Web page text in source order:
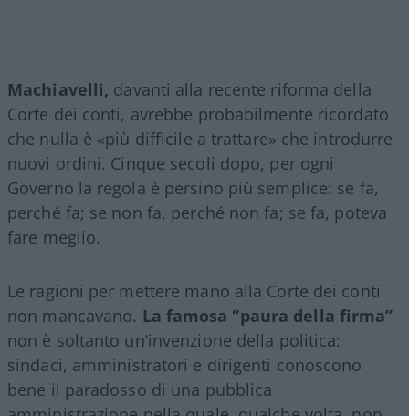
Machiavelli, davanti alla recente riforma della
Corte dei conti, avrebbe probabilmente ricordato
che nulla è «più difficile a trattare» che introdurre
nuovi ordini. Cinque secoli dopo, per ogni
Governo la regola è persino più semplice: se fa,
perché fa; se non fa, perché non fa; se fa, poteva
fare meglio.
Le ragioni per mettere mano alla Corte dei conti
non mancavano. La famosa “paura della firma”
non è soltanto un’invenzione della politica:
sindaci, amministratori e dirigenti conoscono
bene il paradosso di una pubblica